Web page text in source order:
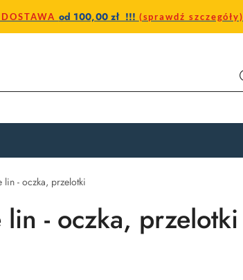
od 100,00 zł !!! (sprawdź szczegóły)
lin - oczka, przelotki
lin - oczka, przelotki